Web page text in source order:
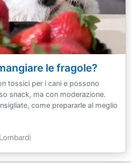
le fragole?
tossici per i cani e possono
snack, ma con moderazione.
come prepararle al meglio